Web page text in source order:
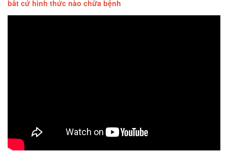
bất cứ hình thức nào chữa bệnh